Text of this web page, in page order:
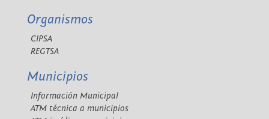
Organismos
CIPSA
REGTSA
Municipios
Información Municipal
ATM técnica a municipios